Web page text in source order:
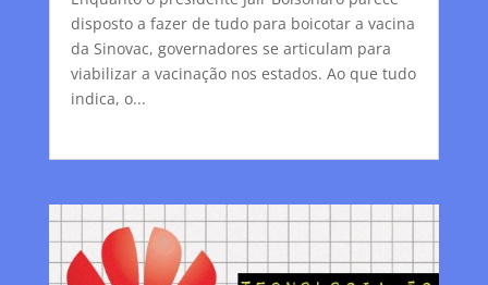
disposto a fazer de tudo para boicotar a vacina
da Sinovac, governadores se articulam para
viabilizar a vacinação nos estados. Ao que tudo
indica, o...